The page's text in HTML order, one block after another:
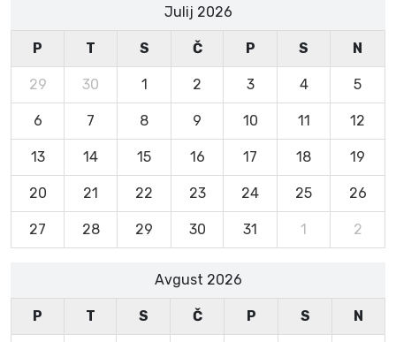
Julij 2026
P T S Č P S N
29 30 1 2 3 4 5
6 7 8 9 10 11 12
13 14 15 16 17 18 19
20 21 22 23 24 25 26
27 28 29 30 31 1 2
Avgust 2026
P T S Č P S N